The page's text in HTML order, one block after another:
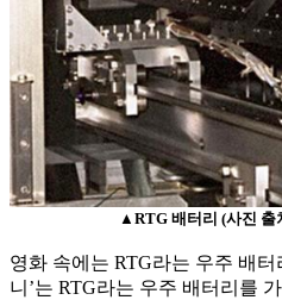
▲RTG 배터리 (사진 출
영화 속에는 RTG라는 우주 배
니’는 RTG라는 우주 배터리를